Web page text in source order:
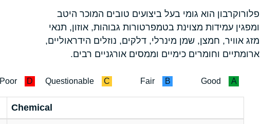
פלורוקרבון הוא גומי בעל ביצועים טובים המוכר היטב
ומפגין עמידות מצוינת בטמפרטורות גבוהות, אוזון, תנאי
מזג אוויר, חמצן, שמן מינרלי, דלקים, נוזלים הידראוליים,
ארומתיים וחומרים כימיים וממסים אורגניים רבים.
A
Good
B
Fair
C
Questionable
D
Poor
Chemical